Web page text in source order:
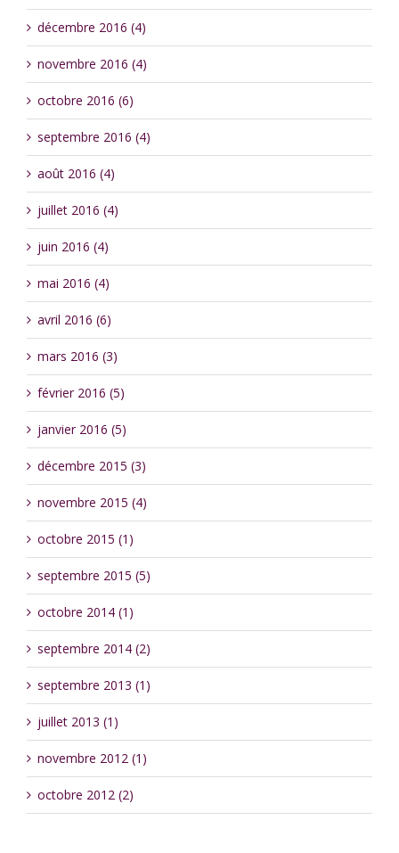
décembre 2016 (4)
novembre 2016 (4)
octobre 2016 (6)
septembre 2016 (4)
août 2016 (4)
juillet 2016 (4)
juin 2016 (4)
mai 2016 (4)
avril 2016 (6)
mars 2016 (3)
février 2016 (5)
janvier 2016 (5)
décembre 2015 (3)
novembre 2015 (4)
octobre 2015 (1)
septembre 2015 (5)
octobre 2014 (1)
septembre 2014 (2)
septembre 2013 (1)
juillet 2013 (1)
novembre 2012 (1)
octobre 2012 (2)